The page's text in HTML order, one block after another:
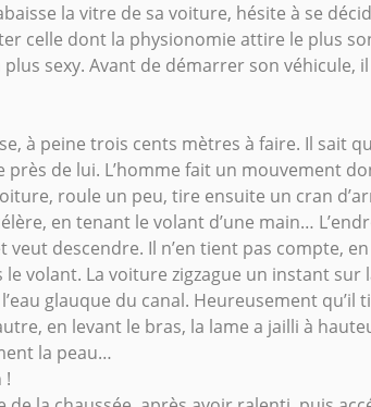
la vitre de sa voiture, hésite à se
celle dont la physionomie attire le plus
sexy. Avant de démarrer son véhicule,
à peine trois cents mètres à faire. Il sait
près de lui. L’homme fait un mouvement
roule un peu, tire ensuite un cran
en tenant le volant d’une main…
veut descendre. Il n’en tient pas compte,
volant. La voiture zigzague un instant sur
glauque du canal. Heureusement
en levant le bras, la lame a jailli à
la peau…
!